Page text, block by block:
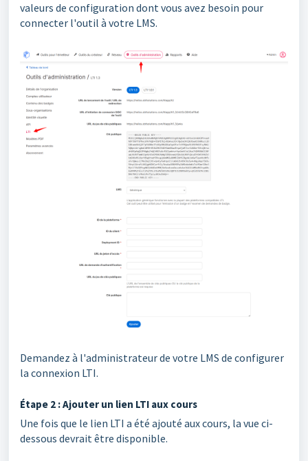
valeurs de configuration dont vous avez besoin pour
connecter l'outil à votre LMS.
Demandez à l'administrateur de votre LMS de configurer
la connexion LTI.
Étape 2 : Ajouter un lien LTI aux cours
Une fois que le lien LTI a été ajouté aux cours, la vue ci-
dessous devrait être disponible.